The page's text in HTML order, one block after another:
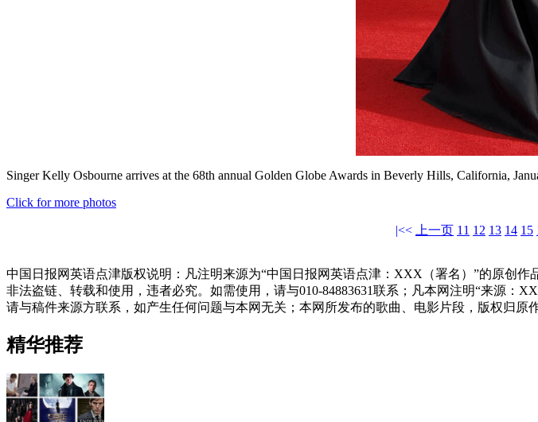
Singer Kelly Osbourne arrives at the 68th annual Golden Globe Awards in Beverly Hills, California,
Click for more photos
|<< 上一页 11 12 13 14 15
中国日报网英语点津版权说明：凡注明来源为“中国日报网英语点津：XXX（署名）”的原创
非法盗链、转载和使用，违者必究。如需使用，请与010-84883631联系；凡本网注明“来源：
请与稿件来源方联系，如产生任何问题与本网无关；本网所发布的歌曲、电影片段，版权归原
精华推荐